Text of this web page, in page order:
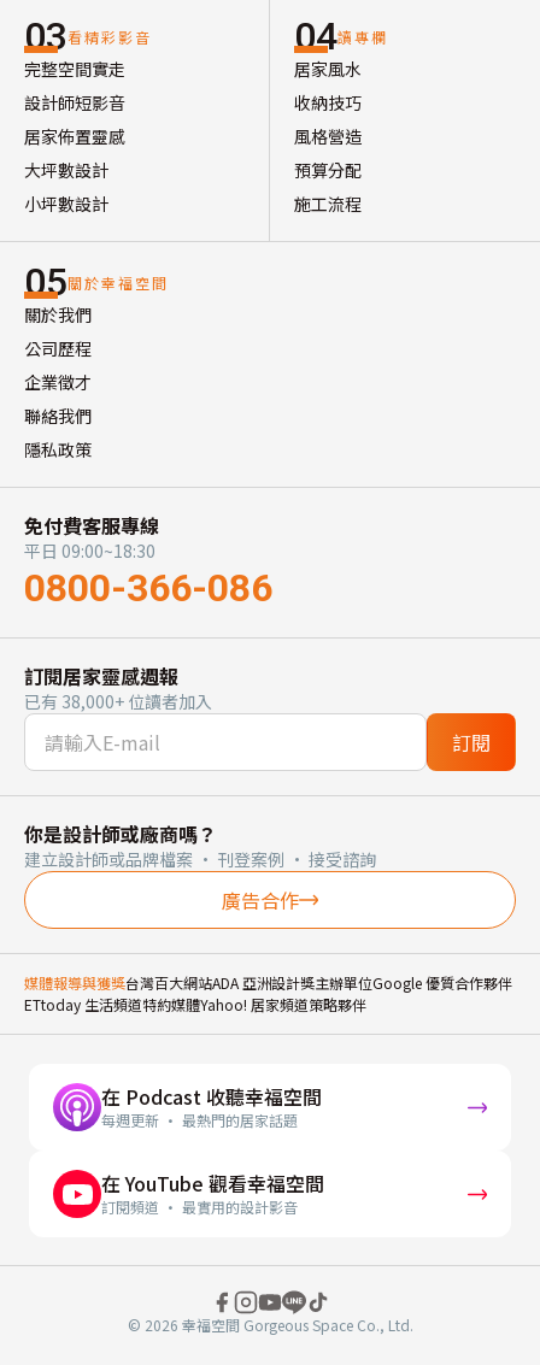
03看精彩影音
完整空間實走
設計師短影音
居家佈置靈感
大坪數設計
小坪數設計
04讀專欄
居家風水
收納技巧
風格營造
預算分配
施工流程
05關於幸福空間
關於我們
公司歷程
企業徵才
聯絡我們
隱私政策
免付費客服專線
平日 09:00~18:30
0800-366-086
訂閱居家靈感週報
已有 38,000+ 位讀者加入
訂閱
你是設計師或廠商嗎？
建立設計師或品牌檔案 · 刊登案例 · 接受諮詢
廣告合作
媒體報導與獲獎台灣百大網站ADA 亞洲設計獎主辦單位Google 優質合作夥伴
ETtoday 生活頻道特約媒體Yahoo! 居家頻道策略夥伴
在 Podcast 收聽幸福空間
每週更新 · 最熱門的居家話題
在 YouTube 觀看幸福空間
訂閱頻道 · 最實用的設計影音
© 2026 幸福空間 Gorgeous Space Co., Ltd.